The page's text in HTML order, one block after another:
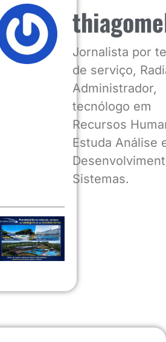
Jornalista por
de serviço,
Administrador,
tecnólogo em
Recursos
Estuda Análise
Sistemas.